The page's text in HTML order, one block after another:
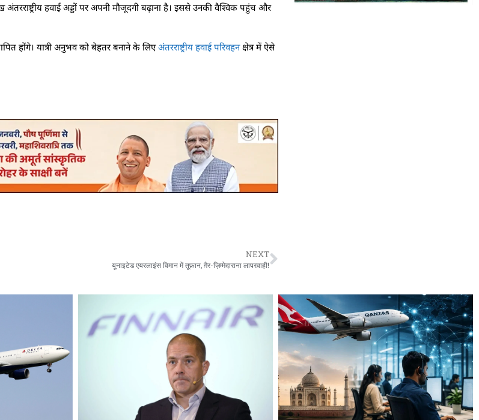
हवाई अड्डों पर अपनी मौजूदगी बढ़ाना है। इससे उनकी वैश्विक पहुंच और
होंगे। यात्री अनुभव को बेहतर बनाने के लिएअंतरराष्ट्रीय हवाई परिवहनक्षेत्र में ऐसे
NEXT
यूनाइटेड एयरलाइंस विमान में तूफ़ान, ग़ैर-ज़िम्मेदाराना लापरवाही!